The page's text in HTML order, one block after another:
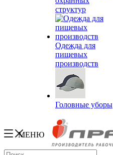
структур
Одежда для
пищевых
производств
Головные уборы
МЕНЮ